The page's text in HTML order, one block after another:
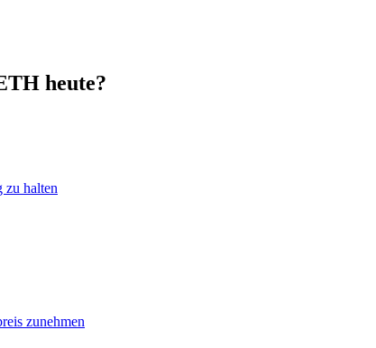
heute?
zu halten
zunehmen